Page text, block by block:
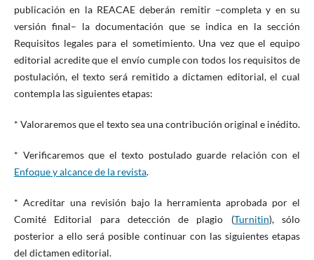
publicación en la REACAE deberán remitir –completa y en su
versión final– la documentación que se indica en la sección
Requisitos legales para el sometimiento. Una vez que el equipo
editorial acredite que el envío cumple con todos los requisitos de
postulación, el texto será remitido a dictamen editorial, el cual
contempla las siguientes etapas:
* Valoraremos que el texto sea una contribución original e inédito.
* Verificaremos que el texto postulado guarde relación con el
Enfoque y alcance de la revista.
* Acreditar una revisión bajo la herramienta aprobada por el
Comité Editorial para detección de plagio (Turnitin), sólo
posterior a ello será posible continuar con las siguientes etapas
del dictamen editorial.